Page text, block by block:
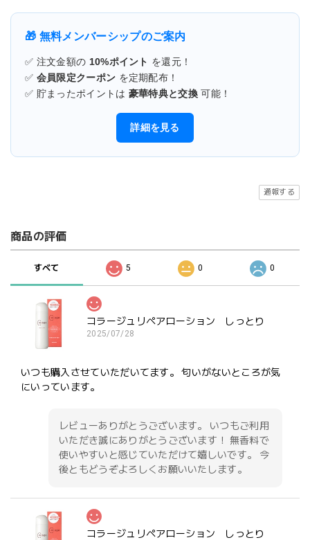
🎁 無料メンバーシップのご案内
✅ 注文金額の 10%ポイント を還元！
✅ 会員限定クーポン を定期配布！
✅ 貯まったポイントは 豪華特典と交換 可能！
詳細を見る
通報する
商品の評価
すべて 5 0 0
コラージュリペアローション しっとり
2025/07/28
いつも購入させていただいてます。 匂いがないところが気
にいっています。
レビューありがとうございます。 いつもご利用
いただき誠にありがとうございます！ 無香料で
使いやすいと感じていただけて嬉しいです。 今
後ともどうぞよろしくお願いいたします。
コラージュリペアローション しっとり